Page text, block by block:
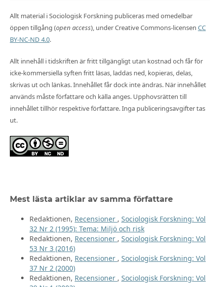
Allt material i Sociologisk Forskning publiceras med omedelbar
öppen tillgång (open access), under Creative Commons-licensen CC
BY-NC-ND 4.0.
Allt innehåll i tidskriften är fritt tillgängligt utan kostnad och får för
icke-kommersiella syften fritt läsas, laddas ned, kopieras, delas,
skrivas ut och länkas. Innehållet får dock inte ändras. När innehållet
används måste författare och källa anges. Upphovsrätten till
innehållet tillhör respektive författare. Inga publiceringsavgifter tas
ut.
Mest lästa artiklar av samma författare
Redaktionen, Recensioner , Sociologisk Forskning: Vol
32 Nr 2 (1995): Tema: Miljö och risk
Redaktionen, Recensioner , Sociologisk Forskning: Vol
53 Nr 3 (2016)
Redaktionen, Recensioner , Sociologisk Forskning: Vol
37 Nr 2 (2000)
Redaktionen, Recensioner , Sociologisk Forskning: Vol